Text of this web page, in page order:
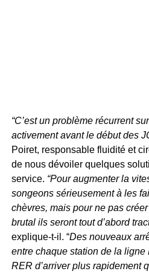
“C’est un problème récurrent
activement avant le début des
Poiret, responsable fluidité et
de nous dévoiler quelques
service. “Pour augmenter la
songeons sérieusement à les
chèvres, mais pour ne pas
brutal ils seront tout d’abord
explique-t-il. “Des nouveaux
entre chaque station de la ligne
RER d’arriver plus rapidement